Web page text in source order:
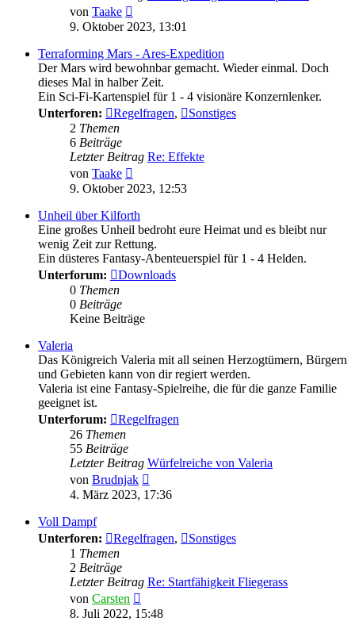
von Taake
Beitrag
9. Oktober 2023, 13:01
Terraforming Mars - Ares-Expedition
Der Mars wird bewohnbar gemacht. Wieder einmal. Doch
dieses Mal in halber Zeit.
Ein Sci-Fi-Kartenspiel für 1 - 4 visionäre Konzernlenker.
Unterforen:
Regelfragen,
Sonstiges
2 Themen
6 Beiträge
Letzter Beitrag Re: Effekte
von Taake
Beitrag
9. Oktober 2023, 12:53
Unheil über Kilforth
Eine großes Unheil bedroht eure Heimat und es bleibt nur
wenig Zeit zur Rettung.
Ein düsteres Fantasy-Abenteuerspiel für 1 - 4 Helden.
Unterforum:
Downloads
0 Themen
0 Beiträge
Keine Beiträge
Valeria
Das Königreich Valeria mit all seinen Herzogtümern, Bürgern
und Gebieten kann von dir regiert werden.
Valeria ist eine Fantasy-Spielreihe, die für die ganze Familie
geeignet ist.
Unterforum:
Regelfragen
26 Themen
55 Beiträge
Letzter Beitrag Würfelreiche von Valeria
von Brudnjak
Beitrag
4. März 2023, 17:36
Voll Dampf
Unterforen:
Regelfragen,
Sonstiges
1 Themen
2 Beiträge
Letzter Beitrag Re: Startfähigkeit Fliegerass
von Carsten
Beitrag
8. Juli 2022, 15:48